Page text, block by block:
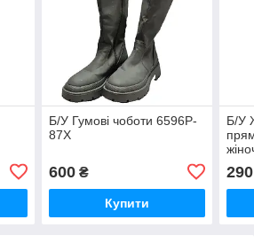
Б/У Гумові чоботи 6596P-
87X
600₴
Купити
Б/У
290